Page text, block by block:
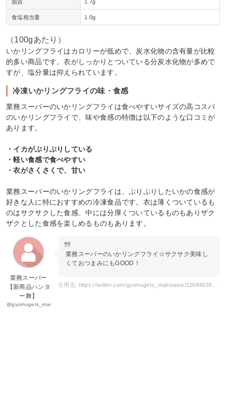
脂質 1.7g
食塩相当量 1.0g
（100gあたり）
いかリングフライはカロリーが低めで、炭水化物の含有量が比較
的多い商品です。衣がしっかりとついている分炭水化物が多めで
すが、塩分量は抑えられています。
冷凍いかリングフライの味・食感
業務スーパーのいかリングフライは食べやすいサイズの高コスパ
のいかリングフライで、味や食感の特徴は以下のような口コミが
あります。
・イカがぷりぷりしている
・軽い食感で食べやすい
・衣がさくさくで、甘い
業務スーパーのいかリングフライは、ぷりぷりしたいかの食感が
好きな人に特におすすめの冷凍食品です。衣は薄くついているも
のはサクサクした食感、中には分厚くついているものもありザク
ザクとした食感を楽しめるものもあります。
業務スーパー
【新商品ハンタ
ー舞】
@gyomugets_mai
業務スーパーのいかリングフライ☆サクサク美味し
くておつまみにもGOOD！